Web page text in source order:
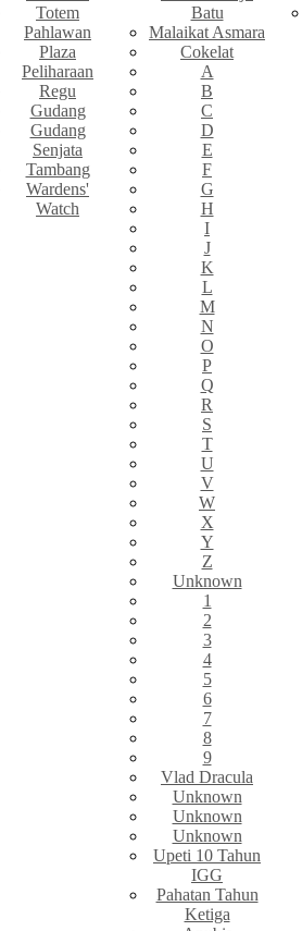
Totem
Pahlawan
Plaza
Peliharaan
Regu
Gudang
Gudang
Senjata
Tambang
Wardens'
Watch
Batu
Malaikat Asmara
Cokelat
A
B
C
D
E
F
G
H
I
J
K
L
M
N
O
P
Q
R
S
T
U
V
W
X
Y
Z
Unknown
1
2
3
4
5
6
7
8
9
Vlad Dracula
Unknown
Unknown
Unknown
Upeti 10 Tahun
IGG
Pahatan Tahun
Ketiga